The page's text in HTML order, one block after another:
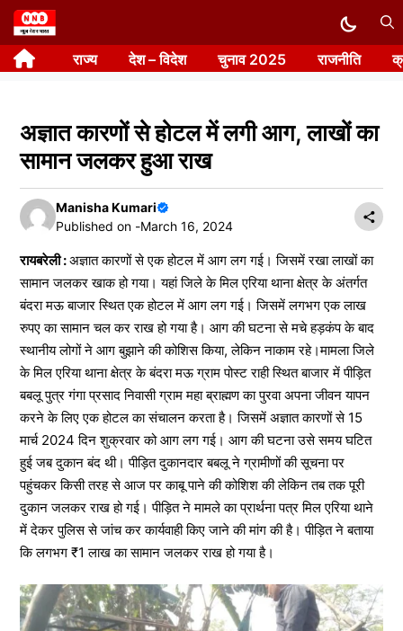
Skip
to
content राज्य देश – विदेश चुनाव 2025 राजनीति
अज्ञात कारणों से होटल में लगी आग, लाखों का
सामान जलकर हुआ राख
Manisha Kumari
Published on -March 16, 2024
रायबरेली :अज्ञात कारणों से एक होटल में आग लग गई। जिसमें रखा लाखों का
सामान जलकर खाक हो गया। यहां जिले के मिल एरिया थाना क्षेत्र के अंतर्गत
बंदरा मऊ बाजार स्थित एक होटल में आग लग गई। जिसमें लगभग एक लाख
रुपए का सामान चल कर राख हो गया है। आग की घटना से मचे हड़कंप के बाद
स्थानीय लोगों ने आग बुझाने की कोशिस किया, लेकिन नाकाम रहे।मामला जिले
के मिल एरिया थाना क्षेत्र के बंदरा मऊ ग्राम पोस्ट राही स्थित बाजार में पीड़ित
बबलू पुत्र गंगा प्रसाद निवासी ग्राम महा ब्राह्मण का पुरवा अपना जीवन यापन
करने के लिए एक होटल का संचालन करता है। जिसमें अज्ञात कारणों से 15
मार्च 2024 दिन शुक्रवार को आग लग गई। आग की घटना उसे समय घटित
हुई जब दुकान बंद थी। पीड़ित दुकानदार बबलू ने ग्रामीणों की सूचना पर
पहुंचकर किसी तरह से आज पर काबू पाने की कोशिश की लेकिन तब तक पूरी
दुकान जलकर राख हो गई। पीड़ित ने मामले का प्रार्थना पत्र मिल एरिया थाने
में देकर पुलिस से जांच कर कार्यवाही किए जाने की मांग की है। पीड़ित ने बताया
कि लगभग ₹1 लाख का सामान जलकर राख हो गया है।